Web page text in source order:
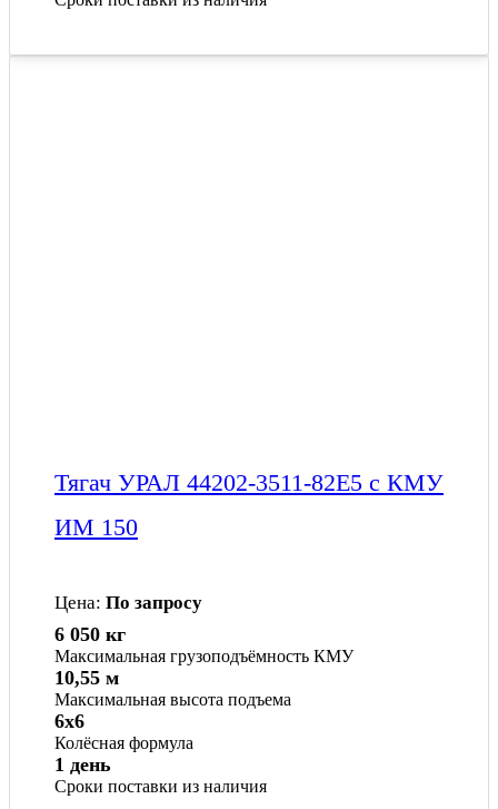
Тягач УРАЛ 44202-3511-82Е5 с КМУ
ИМ 150
Цена: По запросу
Максимальная грузоподъёмность КМУ
6 050 кг
Максимальная высота подъема
10,55 м
Колёсная формула
6x6
Сроки поставки из наличия
1 день